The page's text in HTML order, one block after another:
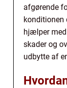
afgørende
konditionen
hjælper
skader og
udbytte af